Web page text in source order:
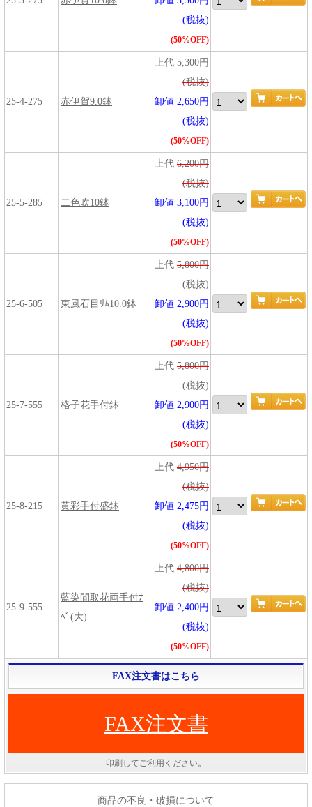
(税抜)
(50%OFF)
25-4-275 赤伊賀9.0鉢
上代 5,300円
(税抜)
卸値 2,650円
(税抜)
(50%OFF)
25-5-285 二色吹10鉢
上代 6,200円
(税抜)
卸値 3,100円
(税抜)
(50%OFF)
25-6-505 東風石目ﾘﾑ10.0鉢
上代 5,800円
(税抜)
卸値 2,900円
(税抜)
(50%OFF)
25-7-555 格子花手付鉢
上代 5,800円
(税抜)
卸値 2,900円
(税抜)
(50%OFF)
25-8-215 黄彩手付盛鉢
上代 4,950円
(税抜)
卸値 2,475円
(税抜)
(50%OFF)
25-9-555
藍染間取花両手付ﾅ
ﾍﾞ(大)
上代 4,800円
(税抜)
卸値 2,400円
(税抜)
(50%OFF)
FAX注文書はこちら
FAX注文書
印刷してご利用ください。
商品の不良・破損について